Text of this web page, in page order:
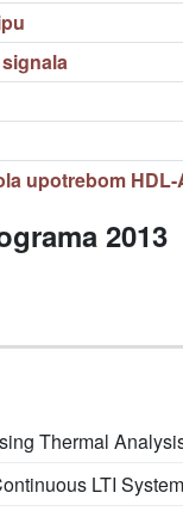
upotrebom HDL-
2013
Thermal
LTI